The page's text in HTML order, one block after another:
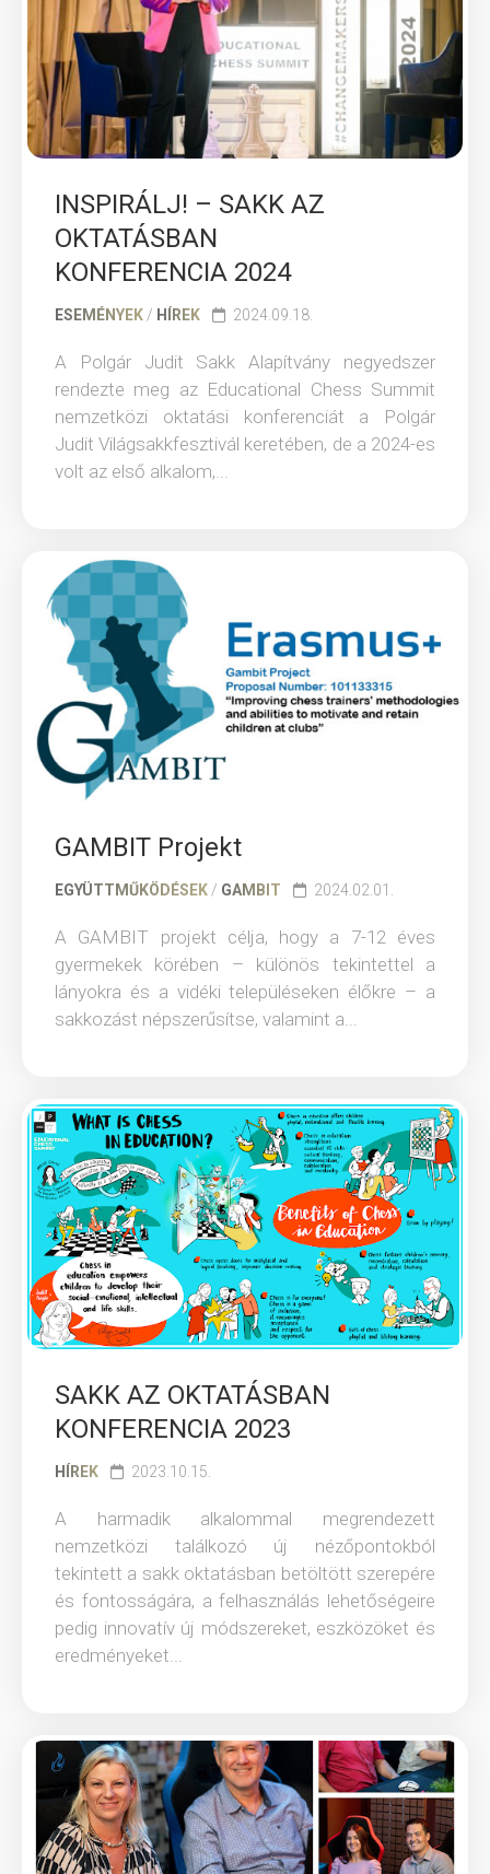
INSPIRÁLJ! – SAKK AZ
OKTATÁSBAN
KONFERENCIA 2024
ESEMÉNYEK / HÍREK 2024.09.18.
A Polgár Judit Sakk Alapítvány negyedszer
rendezte meg az Educational Chess Summit
nemzetközi oktatási konferenciát a Polgár
Judit Világsakkfesztivál keretében, de a 2024-es
volt az első alkalom,...
GAMBIT Projekt
EGYÜTTMŰKÖDÉSEK / GAMBIT 2024.02.01.
A GAMBIT projekt célja, hogy a 7-12 éves
gyermekek körében – különös tekintettel a
lányokra és a vidéki településeken élőkre – a
sakkozást népszerűsítse, valamint a...
SAKK AZ OKTATÁSBAN
KONFERENCIA 2023
HÍREK 2023.10.15.
A harmadik alkalommal megrendezett
nemzetközi találkozó új nézőpontokból
tekintett a sakk oktatásban betöltött szerepére
és fontosságára, a felhasználás lehetőségeire
pedig innovatív új módszereket, eszközöket és
eredményeket...